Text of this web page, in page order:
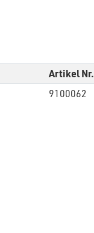
Artikel Nr.
9100062